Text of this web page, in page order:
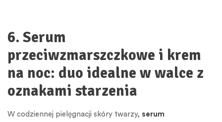
6. Serum
przeciwzmarszczkowe i krem
na noc: duo idealne w walce z
oznakami starzenia
W codziennej pielęgnacji skóry twarzy, serum